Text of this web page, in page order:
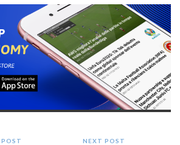
NEXT POST